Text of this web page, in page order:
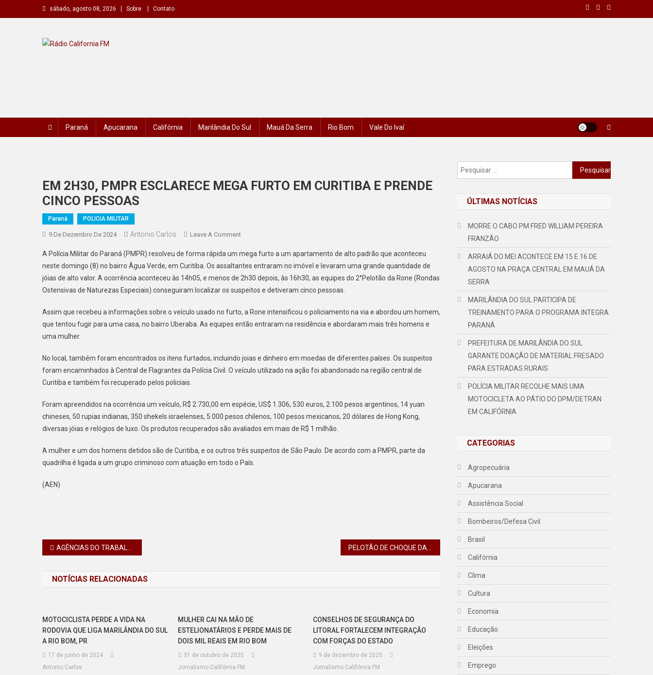
to
sábado, agosto 08, 2026 Sobre Contato
Paraná Apucarana Califórnia Marilândia Do Sul Mauá Da Serra Rio Bom Vale Do Ivaí
EM 2H30, PMPR ESCLARECE MEGA FURTO EM CURITIBA E PRENDE
CINCO PESSOAS
Paraná POLICIA MILITAR
9 De Dezembro De 2024 Antonio Carlos Leave A CommentOn
2H30,
PMPR
ESCLARECE
MEGA
EM
CURITIBA
CINCO
PESSOAS
A Polícia Militar do Paraná (PMPR) resolveu de forma rápida um mega furto a um apartamento de alto padrão que aconteceu
neste domingo (8) no bairro Água Verde, em Curitiba. Os assaltantes entraram no imóvel e levaram uma grande quantidade de
jóias de alto valor. A ocorrência aconteceu às 14h05, e menos de 2h30 depois, às 16h30, as equipes do 2°Pelotão da Rone (Rondas
Ostensivas de Naturezas Especiais) conseguiram localizar os suspeitos e detiveram cinco pessoas.
Assim que recebeu a informações sobre o veículo usado no furto, a Rone intensificou o policiamento na via e abordou um homem,
que tentou fugir para uma casa, no bairro Uberaba. As equipes então entraram na residência e abordaram mais três homens e
uma mulher.
No local, também foram encontrados os itens furtados, incluindo joias e dinheiro em moedas de diferentes países. Os suspeitos
foram encaminhados à Central de Flagrantes da Polícia Civil. O veículo utilizado na ação foi abandonado na região central de
Curitiba e também foi recuperado pelos policiais.
Foram apreendidos na ocorrência um veículo, R$ 2.730,00 em espécie, US$ 1.306, 530 euros, 2.100 pesos argentinos, 14 yuan
chineses, 50 rupias indianas, 350 shekels israelenses, 5.000 pesos chilenos, 100 pesos mexicanos, 20 dólares de Hong Kong,
diversas jóias e relógios de luxo. Os produtos recuperados são avaliados em mais de R$ 1 milhão.
A mulher e um dos homens detidos são de Curitiba, e os outros três suspeitos de São Paulo. De acordo com a PMPR, parte da
quadrilha é ligada a um grupo criminoso com atuação em todo o País.
(AEN)
Navegação
Post
AGÊNCIAS DO TRABALHADOR TÊM 21,1 MIL VAGAS EM TODO O PARANÁ
NOTÍCIAS RELACIONADAS
MOTOCICLISTA PERDE A VIDA NA
RODOVIA QUE LIGA MARILÂNDIA DO SUL
A RIO BOM, PR
17 de junho de 2024
Antonio Carlos
MULHER CAI NA MÃO DE
ESTELIONATÁRIOS E PERDE MAIS DE
DOIS MIL REAIS EM RIO BOM
31 de outubro de 2025
Jornalismo Califórnia FM
CONSELHOS DE SEGURANÇA DO
LITORAL FORTALECEM INTEGRAÇÃO
COM FORÇAS DO ESTADO
9 de dezembro de 2025
Jornalismo Califórnia FM
Pesquisar
por:
ÚLTIMAS NOTÍCIAS
MORRE O CABO PM FRED WILLIAM PEREIRA
FRANZÃO
ARRAIÁ DO MEI ACONTECE EM 15 E 16 DE
AGOSTO NA PRAÇA CENTRAL EM MAUÁ DA
SERRA
MARILÂNDIA DO SUL PARTICIPA DE
TREINAMENTO PARA O PROGRAMA INTEGRA
PARANÁ
PREFEITURA DE MARILÂNDIA DO SUL
GARANTE DOAÇÃO DE MATERIAL FRESADO
PARA ESTRADAS RURAIS
POLÍCIA MILITAR RECOLHE MAIS UMA
MOTOCICLETA AO PÁTIO DO DPM/DETRAN
EM CALIFÓRNIA
CATEGORIAS
Agropecuária
Apucarana
Assistência Social
Bombeiros/Defesa Civil
Brasil
Califórnia
Clima
Cultura
Economia
Educação
Eleições
Emprego